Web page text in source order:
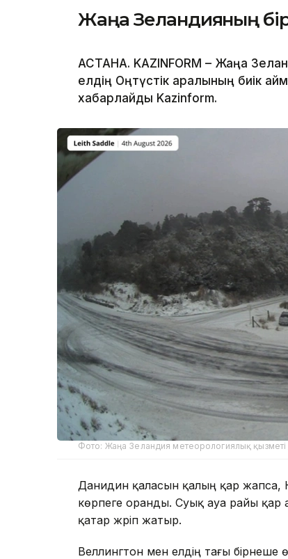
Жаңа Зеландияның
АСТАНА. KAZINFORM – Жаңа
елдің Оңтүстік аралының биік
хабарлайды Kazinform.
Фото: Жаңа Зеландия метеорологиялық қызметі /
Данидин қаласын қалың қар жапса,
көрпеге оранды. Суық ауа райы
қатар жүріп жатыр.
Веллингтон мен елдің тағы бірнеше